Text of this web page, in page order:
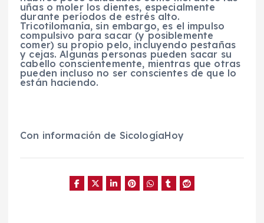
uñas o moler los dientes, especialmente
durante períodos de estrés alto.
Tricotilomanía, sin embargo, es el impulso
compulsivo para sacar (y posiblemente
comer) su propio pelo, incluyendo pestañas
y cejas. Algunas personas pueden sacar su
cabello conscientemente, mientras que otras
pueden incluso no ser conscientes de que lo
están haciendo.
Con información de SicologíaHoy